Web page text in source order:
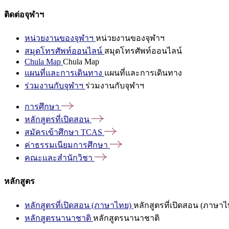
ติดต่อจุฬาฯ
หน่วยงานของจุฬาฯ หน่วยงานของจุฬาฯ
สมุดโทรศัพท์ออนไลน์ สมุดโทรศัพท์ออนไลน์
Chula Map Chula Map
แผนที่และการเดินทาง แผนที่และการเดินทาง
ร่วมงานกับจุฬาฯ ร่วมงานกับจุฬาฯ
การศึกษา
หลักสูตรที่เปิดสอน
สมัครเข้าศึกษา TCAS
ค่าธรรมเนียมการศึกษา
คณะและสำนักวิชา
หลักสูตร
หลักสูตรที่เปิดสอน (ภาษาไทย) หลักสูตรที่เปิดสอน (ภาษาไ
หลักสูตรนานาชาติ หลักสูตรนานาชาติ